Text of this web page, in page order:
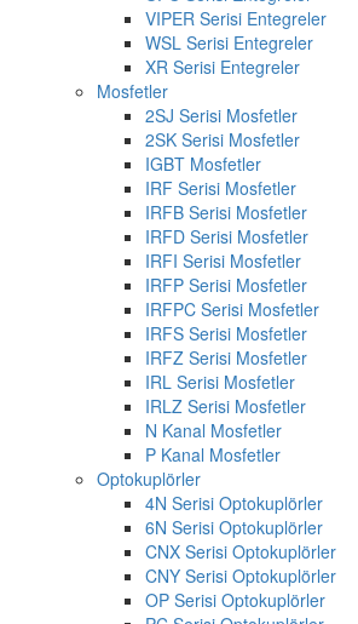
VIPER Serisi Entegreler
WSL Serisi Entegreler
XR Serisi Entegreler
Mosfetler
2SJ Serisi Mosfetler
2SK Serisi Mosfetler
IGBT Mosfetler
IRF Serisi Mosfetler
IRFB Serisi Mosfetler
IRFD Serisi Mosfetler
IRFI Serisi Mosfetler
IRFP Serisi Mosfetler
IRFPC Serisi Mosfetler
IRFS Serisi Mosfetler
IRFZ Serisi Mosfetler
IRL Serisi Mosfetler
IRLZ Serisi Mosfetler
N Kanal Mosfetler
P Kanal Mosfetler
Optokuplörler
4N Serisi Optokuplörler
6N Serisi Optokuplörler
CNX Serisi Optokuplörler
CNY Serisi Optokuplörler
OP Serisi Optokuplörler